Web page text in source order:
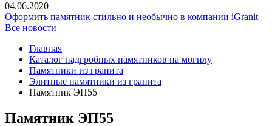
04.06.2020
Оформить памятник стильно и необычно в компании iGranit
Все новости
Главная
Каталог надгробных памятников на могилу
Памятники из гранита
Элитные памятники из гранита
Памятник ЭП55
Памятник ЭП55